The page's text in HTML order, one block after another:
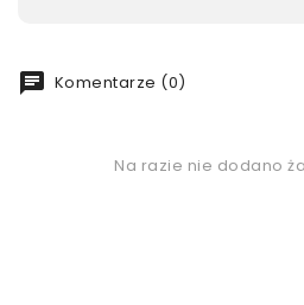
chat Komentarze (0)
Na razie nie dodano